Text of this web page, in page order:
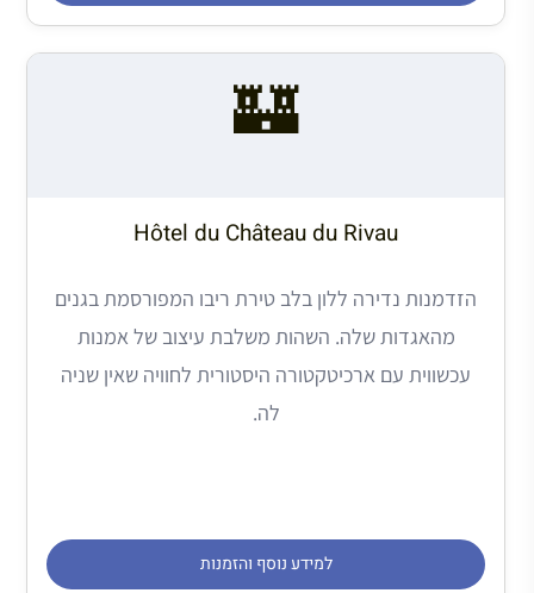
🏰
Hôtel du Château du Rivau
הזדמנות נדירה ללון בלב טירת ריבו המפורסמת בגנים
מהאגדות שלה. השהות משלבת עיצוב של אמנות
עכשווית עם ארכיטקטורה היסטורית לחוויה שאין שניה
לה.
למידע נוסף והזמנות